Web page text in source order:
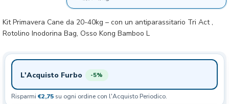
Kit Primavera Cane da 20-40kg – con un antiparassitario Tri Act ,
Rotolino Inodorina Bag, Osso Kong Bamboo L
L'Acquisto Furbo -5%
Risparmi €2,75 su ogni ordine con l'Acquisto Periodico.